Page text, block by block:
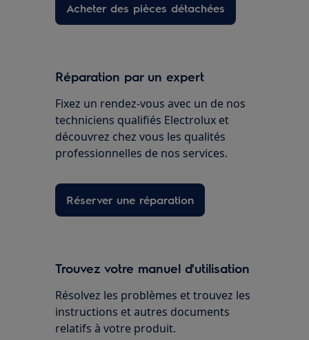
Acheter des pièces détachées
Réparation par un expert
Fixez un rendez-vous avec un de nos
techniciens qualifiés Electrolux et
découvrez chez vous les qualités
professionnelles de nos services.
Réserver une réparation
Trouvez votre manuel d'utilisation
Résolvez les problèmes et trouvez les
instructions et autres documents
relatifs à votre produit.